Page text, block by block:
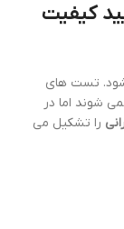
کیفیت
شود. تست های
شوند اما در
را تشکیل می